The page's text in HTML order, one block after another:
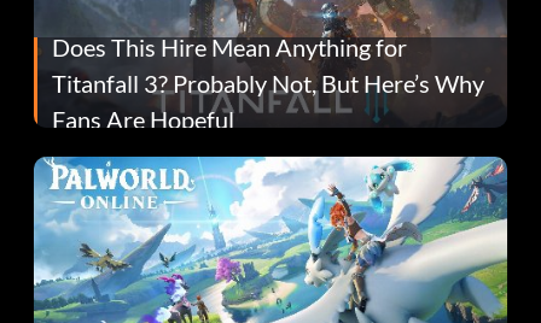
Does This Hire Mean Anything for
Titanfall 3? Probably Not, But Here’s Why
Fans Are Hopeful